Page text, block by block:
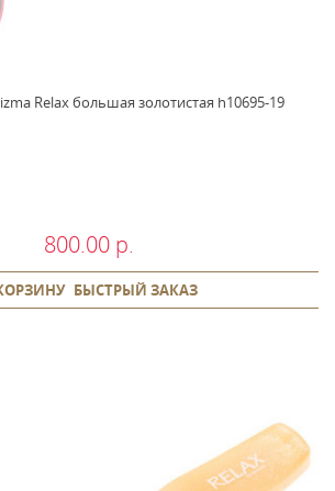
Relax большая золотистая h10695-19
800.00 р.
БЫСТРЫЙ ЗАКАЗ